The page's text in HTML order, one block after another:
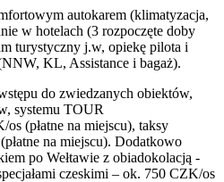
autokarem (klimatyzacja,
w hotelach (3 rozpoczęte doby
turystyczny j.w, opiekę pilota i
KL, Assistance i bagaż).
do zwiedzanych obiektów,
systemu TOUR
(płatne na miejscu), taksy
na miejscu). Dodatkowo
po Wełtawie z obiadokolacją -
czeskimi – ok. 750 CZK/os